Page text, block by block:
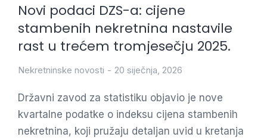
Novi podaci DZS-a: cijene
stambenih nekretnina nastavile
rast u trećem tromjesečju 2025.
Nekretninske novosti 20 siječnja, 2026
Državni zavod za statistiku objavio je nove
kvartalne podatke o indeksu cijena stambenih
nekretnina, koji pružaju detaljan uvid u kretanja